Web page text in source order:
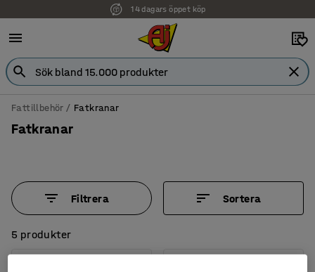
14 dagars öppet köp
Faktura för företag
Fattillbehör Fatkranar
Fatkranar
Filtrera Sortera
5 produkter